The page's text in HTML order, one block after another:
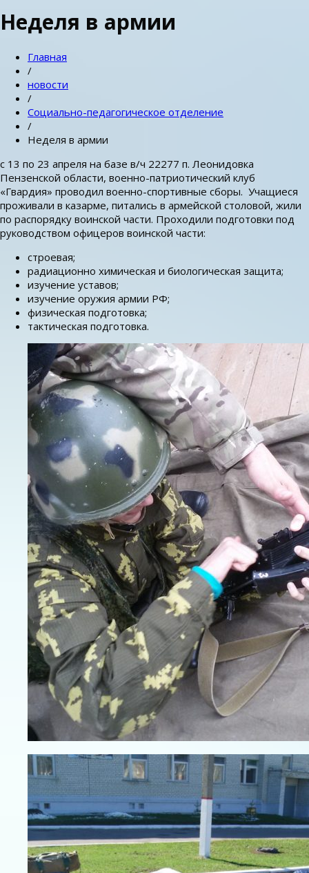
Неделя в армии
Главная
/
новости
/
Социально-педагогическое отделение
/
Неделя в армии
с 13 по 23 апреля на базе в/ч 22277 п. Леонидовка
Пензенской области, военно-патриотический клуб
«Гвардия» проводил военно-спортивные сборы. Учащиеся
проживали в казарме, питались в армейской столовой, жили
по распорядку воинской части. Проходили подготовки под
руководством офицеров воинской части:
строевая;
радиационно химическая и биологическая защита;
изучение уставов;
изучение оружия армии РФ;
физическая подготовка;
тактическая подготовка.